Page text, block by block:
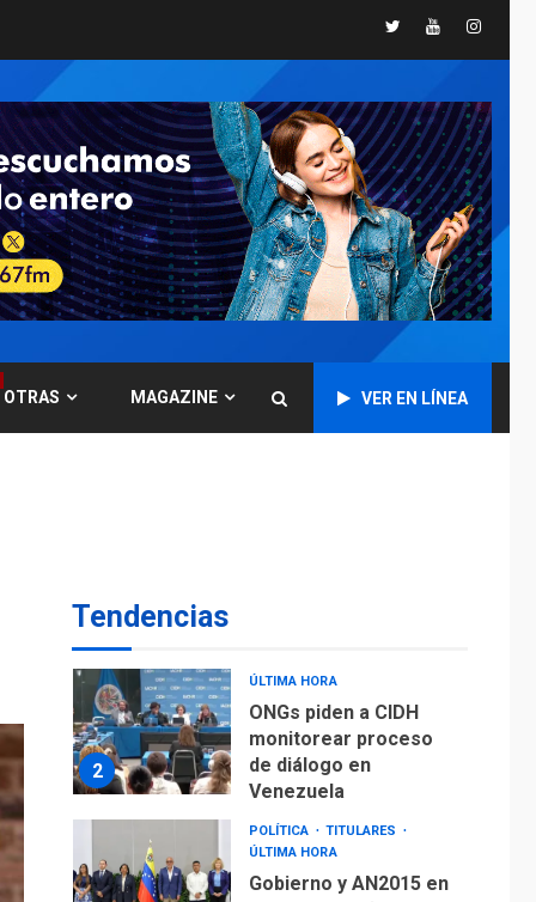
TwitterYoutube
OTRAS MAGAZINE VER EN LÍNEA
Tendencias
5
nuevamente limitar
nacimiento
6
GUERRA EN EL MUNDO
TITULARES
ÚLTIMA HORA
Ucrania y Rusia
intensifican
ofensivas de largo
alcance
LATINOAMÉRICA Y CARIBE
TITULARES
ÚLTIMA HORA
EEUU sanciona a ocho
militares y cinco
entidades cubanas
2
monitorear proceso
de diálogo en
Venezuela
3
POLÍTICA
TITULARES
ÚLTIMA HORA
Gobierno y AN2015 en
nueva mesa de
diálogo